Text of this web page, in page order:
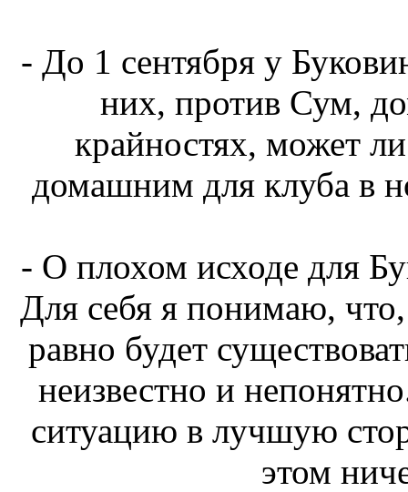
- До 1 сентября у
них, против Сум,
крайностях, может
домашним для клуба в
- О плохом исходе для
Для себя я понимаю,
равно будет
неизвестно и
ситуацию в лучшую
этом